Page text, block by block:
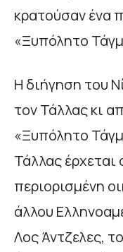
κρατούσαν ένα
«Ξυπόλητο
Η διήγηση του
τον Τάλλας κι
«Ξυπόλητο
Τάλλας έρχεται
περιορισμένη
άλλου
Λος Άντζελες,